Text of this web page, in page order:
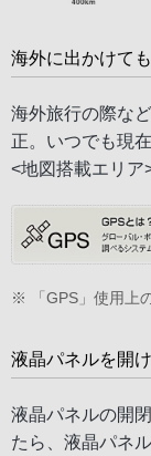
海外に出かけて
海外旅行の際な
正。いつでも現
<地図搭載エリア
※ 「GPS」使用上
液晶パネルを開
液晶パネルの開
たら、液晶パネ